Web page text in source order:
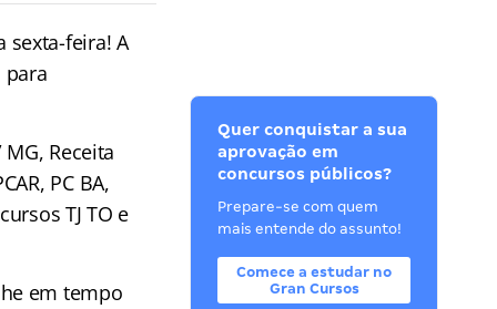
sexta-feira! A
para
Receita
PC BA,
TJ TO e
em tempo
Quer conquistar a sua
aprovação em
concursos públicos?
Prepare-se com quem
mais entende do assunto!
Comece a estudar no
Gran Cursos